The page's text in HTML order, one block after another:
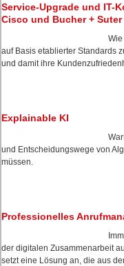
Service-Upgrade und IT-
Cisco und Bucher + Suter
auf Basis etablierter Standards
und damit ihre
Explainable KI
und Entscheidungswege von
müssen.
Professionelles
der digitalen Zusammenarbeit
setzt eine Lösung an, die aus